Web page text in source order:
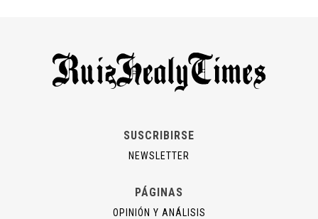
SUSCRIBIRSE
NEWSLETTER
PÁGINAS
OPINIÓN Y ANÁLISIS